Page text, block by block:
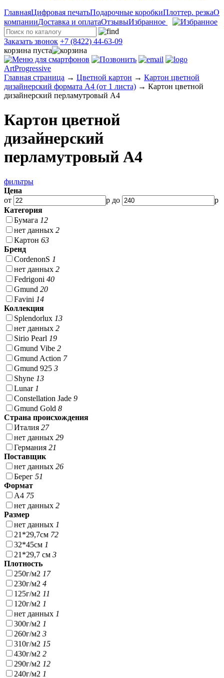
ГлавнаяЦифровая печатьПодарочные коробкиПлоттер. резкаО
компанииДоставка и оплатаОтзывыИзбранное
Заказать звонок +7 (8422) 44-63-09
корзина пуста
ArtProgressive
Главная страница → Цветной картон → Картон цветной
дизайнерский формата А4 (от 1 листа) → Картон цветной
дизайнерский перламутровый А4
Картон цветной
дизайнерский
перламутровый А4
фильтры
Цена
от
р до
р
Категория
Бумага 12
нет данных 2
Картон 63
Бренд
CordenonS 1
нет данных 2
Fedrigoni 40
Gmund 20
Favini 14
Коллекция
Splendorlux 13
нет данных 2
Sirio Pearl 19
Gmund Vibe 2
Gmund Action 7
Gmund 925 3
Shyne 13
Lunar 1
Constellation Jade 9
Gmund Gold 8
Страна происхождения
Италия 27
нет данных 29
Германия 21
Поставщик
нет данных 26
Берег 51
Формат
А4 75
нет данных 2
Размер
нет данных 1
21*29,7см 72
32*45см 1
21*29,7 см 3
Плотность
250г/м2 17
230г/м2 4
125г/м2 11
120г/м2 1
нет данных 1
300г/м2 1
260г/м2 3
310г/м2 15
430г/м2 2
290г/м2 12
240г/м2 1